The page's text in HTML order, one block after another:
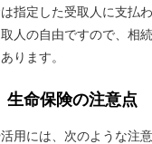
指定した受取人に支払
人の自由ですので、相
ります。
生命保険の注意点
用には、次のような注意